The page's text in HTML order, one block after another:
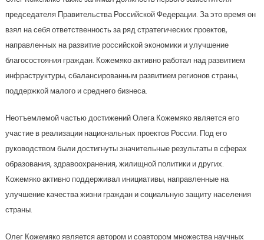
председателя Правительства Российской Федерации. За это время он
взял на себя ответственность за ряд стратегических проектов,
направленных на развитие российской экономики и улучшение
благосостояния граждан. Кожемяко активно работал над развитием
инфраструктуры, сбалансированным развитием регионов страны,
поддержкой малого и среднего бизнеса.
Неотъемлемой частью достижений Олега Кожемяко является его
участие в реализации национальных проектов России. Под его
руководством были достигнуты значительные результаты в сферах
образования, здравоохранения, жилищной политики и других.
Кожемяко активно поддерживал инициативы, направленные на
улучшение качества жизни граждан и социальную защиту населения
страны.
Олег Кожемяко является автором и соавтором множества научных